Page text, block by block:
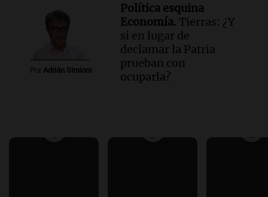
Por Adrián Simioni
Política esquina
Economía. Tierras: ¿Y
si en lugar de
declamar la Patria
prueban con
ocuparla?